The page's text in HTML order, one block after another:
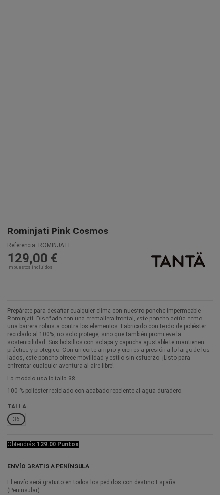
Rominjati Pink Cosmos
Referencia: ROMINJATI
129,00 €
Impuestos incluidos
Prepárate para desafiar cualquier clima con nuestro poncho impermeable
Rominjati. Diseñado con una cremallera frontal, este poncho actúa como
una barrera robusta contra los elementos. Fabricado con tejido de poliéster
reciclado al 100%, no solo protege, sino que también promueve la
sostenibilidad. Sus bolsillos con solapa y capucha ajustable te mantienen
práctico y protegido. Con un corte amplio y cierres a presión a lo largo de los
lados, este poncho ofrece movilidad y estilo sin esfuerzo. ¡Listo para
enfrentar cualquier aventura al aire libre!
La modelo usa la talla 38.
100 % poliéster reciclado con acabado repelente al agua duradero.
TALLA
36
Obtendrás 129.00 Puntos
ENVÍO GRATIS A PENÍNSULA
El envío será gratuito en todos los pedidos con destino España
(Peninsular).